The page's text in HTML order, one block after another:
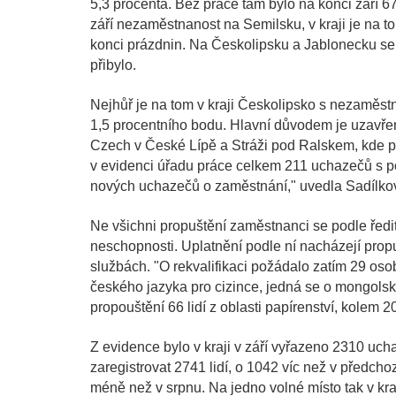
5,3 procenta. Bez práce tam bylo na konci září
září nezaměstnanost na Semilsku, v kraji je na
konci prázdnin. Na Českolipsku a Jablonecku
přibylo.
Nejhůř je na tom v kraji Českolipsko s
1,5 procentního bodu. Hlavní důvodem je
Czech v České Lípě a Stráži pod Ralskem, kde
v evidenci úřadu práce celkem 211 uchazečů s
nových uchazečů o zaměstnání," uvedla
Ne všichni propuštění zaměstnanci se podle
neschopnosti. Uplatnění podle ní nacházejí
službách. "O rekvalifikaci požádalo zatím 29
českého jazyka pro cizince, jedná se o
propouštění 66 lidí z oblasti papírenství, kolem
Z evidence bylo v kraji v září vyřazeno 2310
zaregistrovat 2741 lidí, o 1042 víc než v
méně než v srpnu. Na jedno volné místo tak v